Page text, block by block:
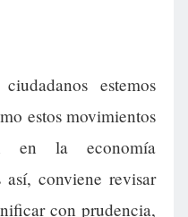
estemos
estos movimientos
en la economía
así, conviene revisar
con prudencia,